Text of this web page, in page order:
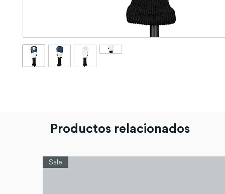
Productos relacionados
Sale